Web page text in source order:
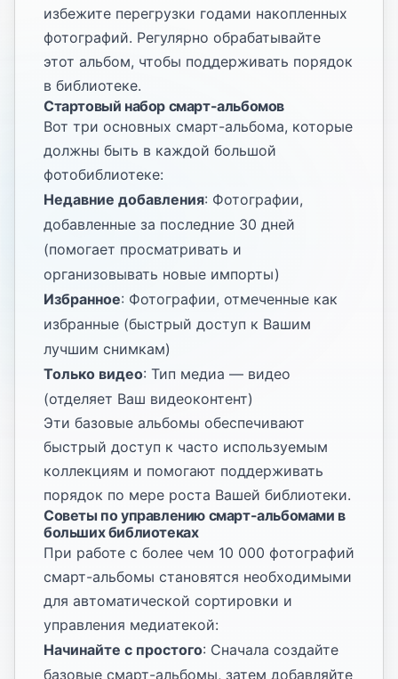
избежите перегрузки годами накопленных
фотографий. Регулярно обрабатывайте
этот альбом, чтобы поддерживать порядок
в библиотеке.
Стартовый набор смарт-альбомов
Вот три основных смарт-альбома, которые
должны быть в каждой большой
фотобиблиотеке:
Недавние добавления: Фотографии,
добавленные за последние 30 дней
(помогает просматривать и
организовывать новые импорты)
Избранное: Фотографии, отмеченные как
избранные (быстрый доступ к Вашим
лучшим снимкам)
Только видео: Тип медиа — видео
(отделяет Ваш видеоконтент)
Эти базовые альбомы обеспечивают
быстрый доступ к часто используемым
коллекциям и помогают поддерживать
порядок по мере роста Вашей библиотеки.
Советы по управлению смарт-альбомами в
больших библиотеках
При работе с более чем 10 000 фотографий
смарт-альбомы становятся необходимыми
для автоматической сортировки и
управления медиатекой:
Начинайте с простого: Сначала создайте
базовые смарт-альбомы, затем добавляйте